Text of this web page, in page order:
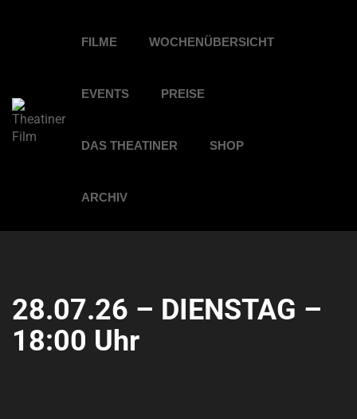
FILME WOCHENÜBERSICHT
EVENTS PREISE
DAS THEATINER SHOP
ARCHIV
28.07.26 – DIENSTAG –
18:00 Uhr